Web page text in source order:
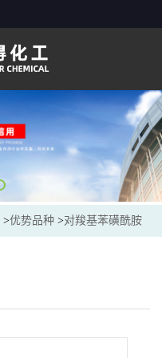
>优势品种 >对羧基苯磺酰胺